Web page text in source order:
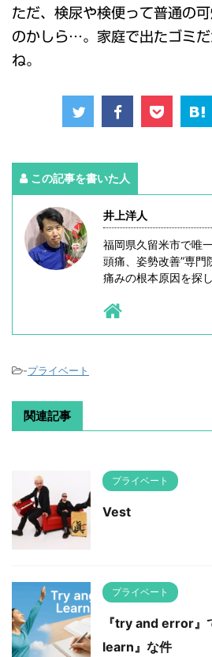
ただ、検尿や検便って普通の
のかしら…。家庭で出たゴミ
ね。
この記事を書いた人
井上洋人
福岡県久留米市で唯
頭痛、姿勢改善”専門
痛みの根本原因を探
-プライベート
関連記事
プライベート
Vest
プライベート
『try and error
learn』な件